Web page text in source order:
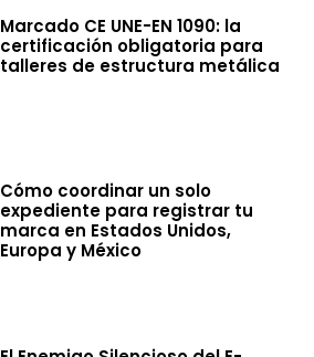
Marcado CE UNE-EN 1090: la
certificación obligatoria para
talleres de estructura metálica
Cómo coordinar un solo
expediente para registrar tu
marca en Estados Unidos,
Europa y México